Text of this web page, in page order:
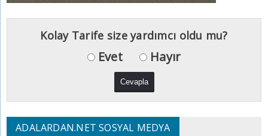
Kolay Tarife size yardımcı oldu mu?
Evet Hayır
ADALARDAN.NET SOSYAL MEDYA